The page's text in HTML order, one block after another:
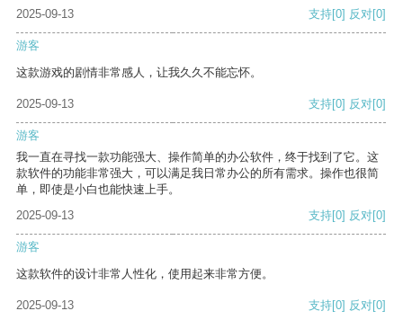
2025-09-13
支持[0] 反对[0]
游客
这款游戏的剧情非常感人，让我久久不能忘怀。
2025-09-13 支持[0] 反对[0]
游客
我一直在寻找一款功能强大、操作简单的办公软件，终于找到了它。这
款软件的功能非常强大，可以满足我日常办公的所有需求。操作也很简
单，即使是小白也能快速上手。
2025-09-13
支持[0] 反对[0]
游客
这款软件的设计非常人性化，使用起来非常方便。
2025-09-13 支持[0] 反对[0]